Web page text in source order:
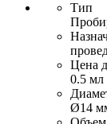
Тип
Цена
0.5 мл
Ø14